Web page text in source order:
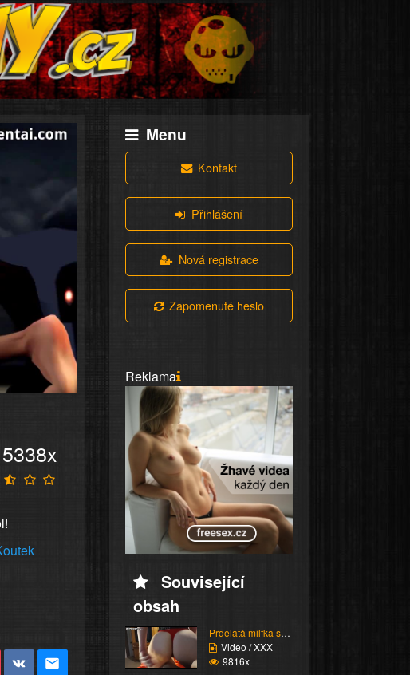
5338x
Menu
Kontakt
Přihlášení
Nová registrace
Zapomenuté heslo
Reklama
Související
obsah
Prdelatá milfka si ose...
Video / XXX
9816x